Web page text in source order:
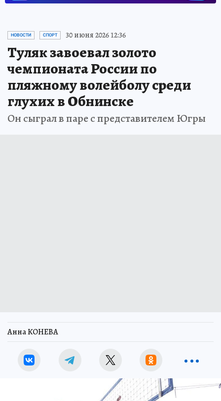
НОВОСТИ СПОРТ 30 июня 2026 12:36
Туляк завоевал золото
чемпионата России по
пляжному волейболу среди
глухих в Обнинске
Он сыграл в паре с представителем Югры
Анна КОНЕВА